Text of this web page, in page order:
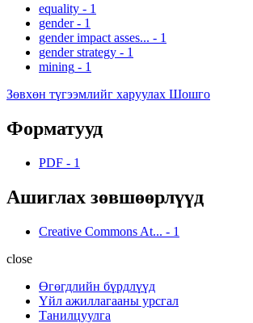
equality - 1
gender - 1
gender impact asses... - 1
gender strategy - 1
mining - 1
Зөвхөн түгээмлийг харуулах Шошго
Форматууд
PDF - 1
Ашиглах зөвшөөрлүүд
Creative Commons At... - 1
close
Өгөгдлийн бүрдлүүд
Үйл ажиллагааны урсгал
Танилцуулга